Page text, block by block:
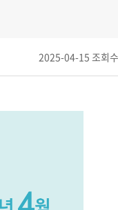
2025-04-15 조회